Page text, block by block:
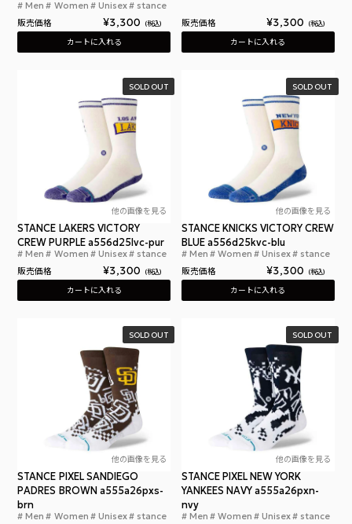
Men Women Unisex stance
販売価格 ¥3,300 税込
カートに入れる
販売価格 ¥3,300 税込
カートに入れる
他の画像を見る
スタンスソックス レイカーズ ビクトリー クルー パ
STANCE LAKERS VICTORY
CREW PURPLE a556d25lvc-pur
Men Women Unisex stance
販売価格 ¥3,300 税込
SOLD OUT
カートに入れる
他の画像を見る
STANCE KNICKS VICTORY CREW
BLUE a556d25kvc-blu
Men Women Unisex stance
販売価格 ¥3,300 税込
SOLD OUT
カートに入れる
他の画像を見る
スタンスソックス ピクセル サンディエゴ パドレス
STANCE PIXEL SANDIEGO
PADRES BROWN a555a26pxs-
brn
Men Women Unisex stance
SOLD OUT
他の画像を見る
STANCE PIXEL NEW YORK
YANKEES NAVY a555a26pxn-
nvy
Men Women Unisex stance
SOLD OUT